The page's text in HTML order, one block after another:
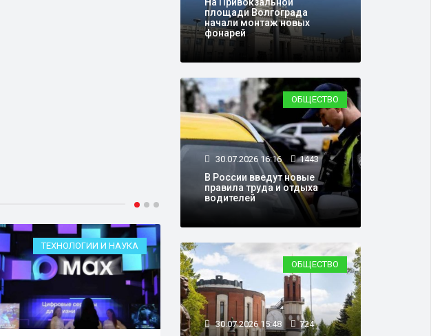
ТЕХНОЛОГИИ И НАУКА ФИНАНСЫ
площади Волгограда
начали монтаж новых
фонарей
ОБЩЕСТВО
30.07.2026 16:16 1443
В России введут новые
правила труда и отдыха
водителей
ОБЩЕСТВО
30.07.2026 15:48 724